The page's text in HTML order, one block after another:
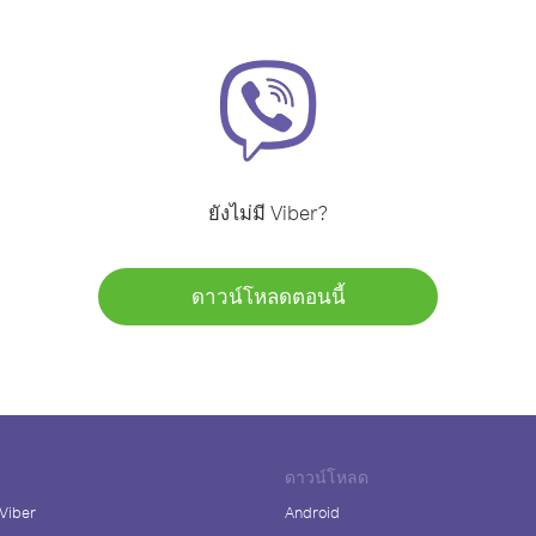
ยังไม่มี Viber?
ดาวน์โหลดตอนนี้
ดาวน์โหลด
Android